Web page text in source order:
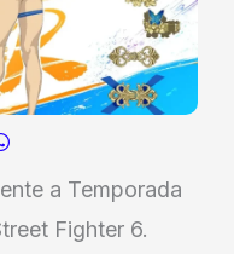
a Temporada
Fighter 6.